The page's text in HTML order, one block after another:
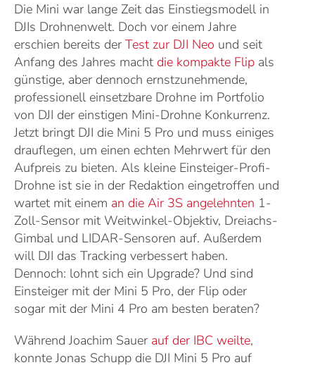
Die Mini war lange Zeit das Einstiegsmodell in
DJIs Drohnenwelt. Doch vor einem Jahre
erschien bereits der Test zur DJI Neo und seit
Anfang des Jahres macht die kompakte Flip als
günstige, aber dennoch ernstzunehmende,
professionell einsetzbare Drohne im Portfolio
von DJI der einstigen Mini-Drohne Konkurrenz.
Jetzt bringt DJI die Mini 5 Pro und muss einiges
drauflegen, um einen echten Mehrwert für den
Aufpreis zu bieten. Als kleine Einsteiger-Profi-
Drohne ist sie in der Redaktion eingetroffen und
wartet mit einem an die Air 3S angelehnten 1-
Zoll-Sensor mit Weitwinkel-Objektiv, Dreiachs-
Gimbal und LIDAR-Sensoren auf. Außerdem
will DJI das Tracking verbessert haben.
Dennoch: lohnt sich ein Upgrade? Und sind
Einsteiger mit der Mini 5 Pro, der Flip oder
sogar mit der Mini 4 Pro am besten beraten?
Während Joachim Sauer auf der IBC weilte,
konnte Jonas Schupp die DJI Mini 5 Pro auf